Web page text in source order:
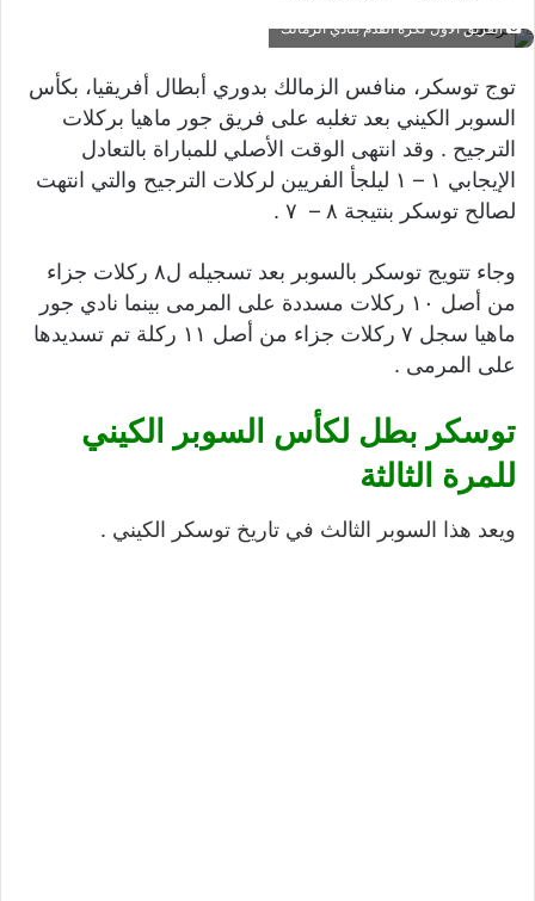
الفريق الأول لكرة القدم بنادي الزمالك
توج توسكر، منافس الزمالك بدوري أبطال أفريقيا، بكأس
السوبر الكيني بعد تغلبه على فريق جور ماهيا بركلات
الترجيح . وقد انتهى الوقت الأصلي للمباراة بالتعادل
الإيجابي ١ – ١ ليلجأ الفريين لركلات الترجيح والتي انتهت
لصالح توسكر بنتيجة ٨ – ٧ .
وجاء تتويج توسكر بالسوبر بعد تسجيله ل٨ ركلات جزاء
من أصل ١٠ ركلات مسددة على المرمى بينما نادي جور
ماهيا سجل ٧ ركلات جزاء من أصل ١١ ركلة تم تسديدها
على المرمى .
توسكر بطل لكأس السوبر الكيني
للمرة الثالثة
ويعد هذا السوبر الثالث في تاريخ توسكر الكيني .